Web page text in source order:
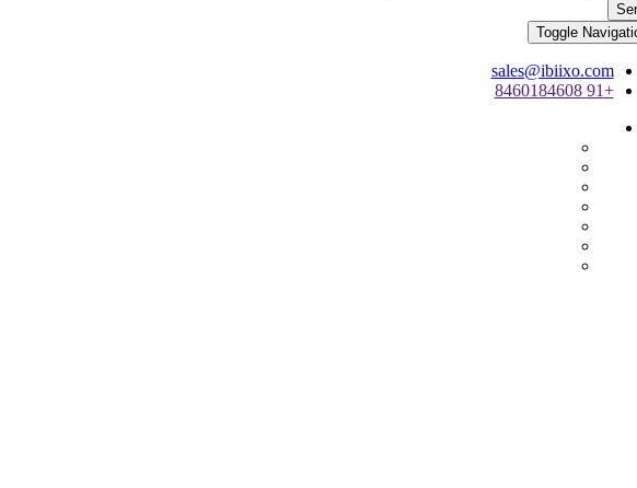
Toggle
sales@ibiixo.com
+91 8460184608